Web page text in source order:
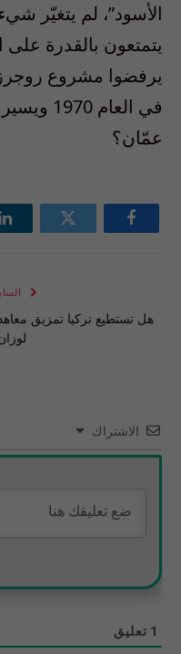
الأسود”، لم يتغيّر
يتمتعون بالقدرة على
يرفضوا مشروع روجرز
في
عمّان؟
فيسبوك تويتر
هل تستطيع تركيا تمزيق
الاشتراك
1 تعليق